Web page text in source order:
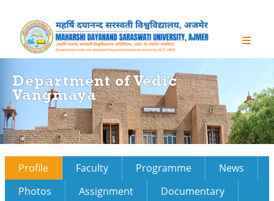
Department of Vedic
Vangmaya
Profile Faculty Programme
News
Photos
Assignment
Documentary